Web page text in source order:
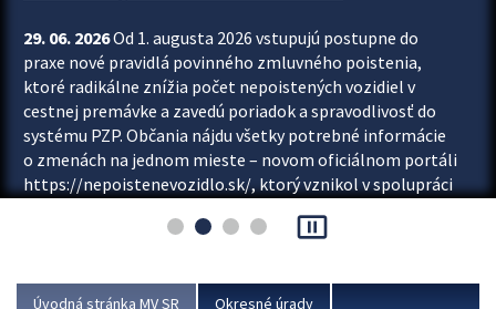
29. 06. 2026Od 1. augusta 2026 vstupujú postupne do
praxe nové pravidlá povinného zmluvného poistenia,
ktoré radikálne znížia počet nepoistených vozidiel v
cestnej premávke a zavedú poriadok a spravodlivosť do
systému PZP. Občania nájdu všetky potrebné informácie
o zmenách na jednom mieste – novom oficiálnom portáli
https://nepoistenevozidlo.sk/, ktorý vznikol v spolupráci
asociácie poisťovní (SLASPO) a Ministerstva vnútra SR.
Viac
pause_presentation
Úvodná stránka MV SR Okresné úrady